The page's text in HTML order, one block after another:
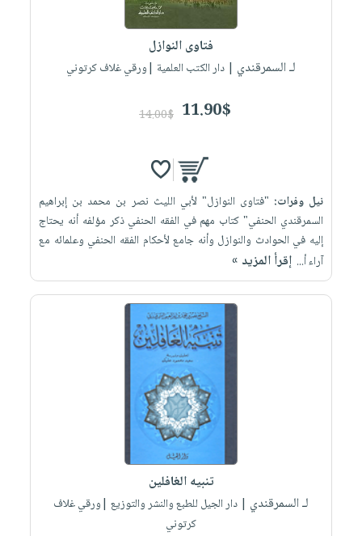
فتاوى النوازل
لـ السمرقندي | دار الكتب العلمية |ورقي غلاف كرتوني
11.90$
14.00$
نيل وفرات: "فتاوى النوازل" لأبي الليث نصر بن محمد بن إبراهيم
السمرقندي الحنفي" كتاب مهم في الفقه الحنفي ذكر مؤلفه أنه يحتاج
إليه في الحوادث والنوازل وأنه جامع لأحكام الفقه الحنفي وعلمائه مع
آراء أ... إقرأ المزيد »
تنبيه الغافلين
لـ السمرقندي | دار الجيل للطبع والنشر والتوزيع |ورقي غلاف
كرتوني